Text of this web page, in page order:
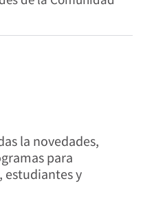
la novedades,
para
estudiantes y